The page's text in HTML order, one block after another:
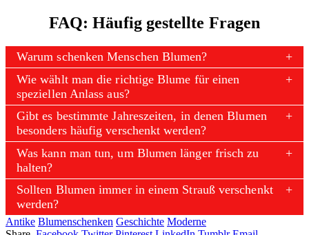
FAQ: Häufig gestellte Fragen
Warum schenken Menschen Blumen?
Wie wählt man die richtige Blume für einen
speziellen Anlass aus?
Gibt es bestimmte Jahreszeiten, in denen Blumen
besonders häufig verschenkt werden?
Was kann man tun, um Blumen länger frisch zu
halten?
Sollten Blumen immer in einem Strauß verschenkt
werden?
Antike Blumenschenken Geschichte Moderne